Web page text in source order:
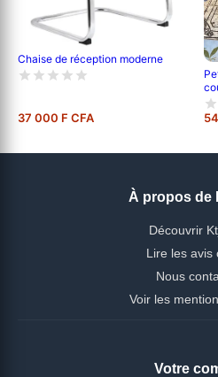
Chaise de réception moderne
37 000 F CFA
À propos de
Découvrir
Lire les avis
Nous
Voir les
Votre